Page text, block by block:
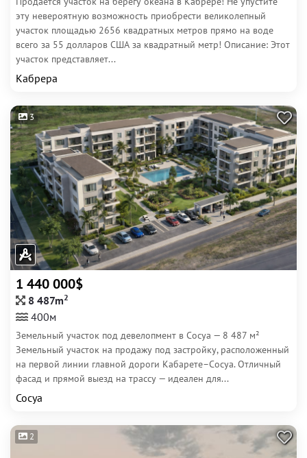
эту невероятную возможность приобрести великолепный
участок площадью 2656 квадратных метров прямо на воде
всего за 55 долларов США за квадратный метр! Описание: Этот
участок представляет...
Кабрера
3
1 440 000$
8 487m2
400м
Земельный участок под девелопмент в Сосуа — 8 487 м²
Земельный участок на продажу под застройку, расположенный
на первой линии главной дороги Кабарете–Сосуа. Отличный
фасад и прямой выезд на трассу — идеален для...
Сосуа
2